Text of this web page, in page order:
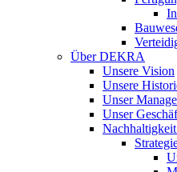
Über DEKRA
Unsere Vision
Unsere
Unser
Unser